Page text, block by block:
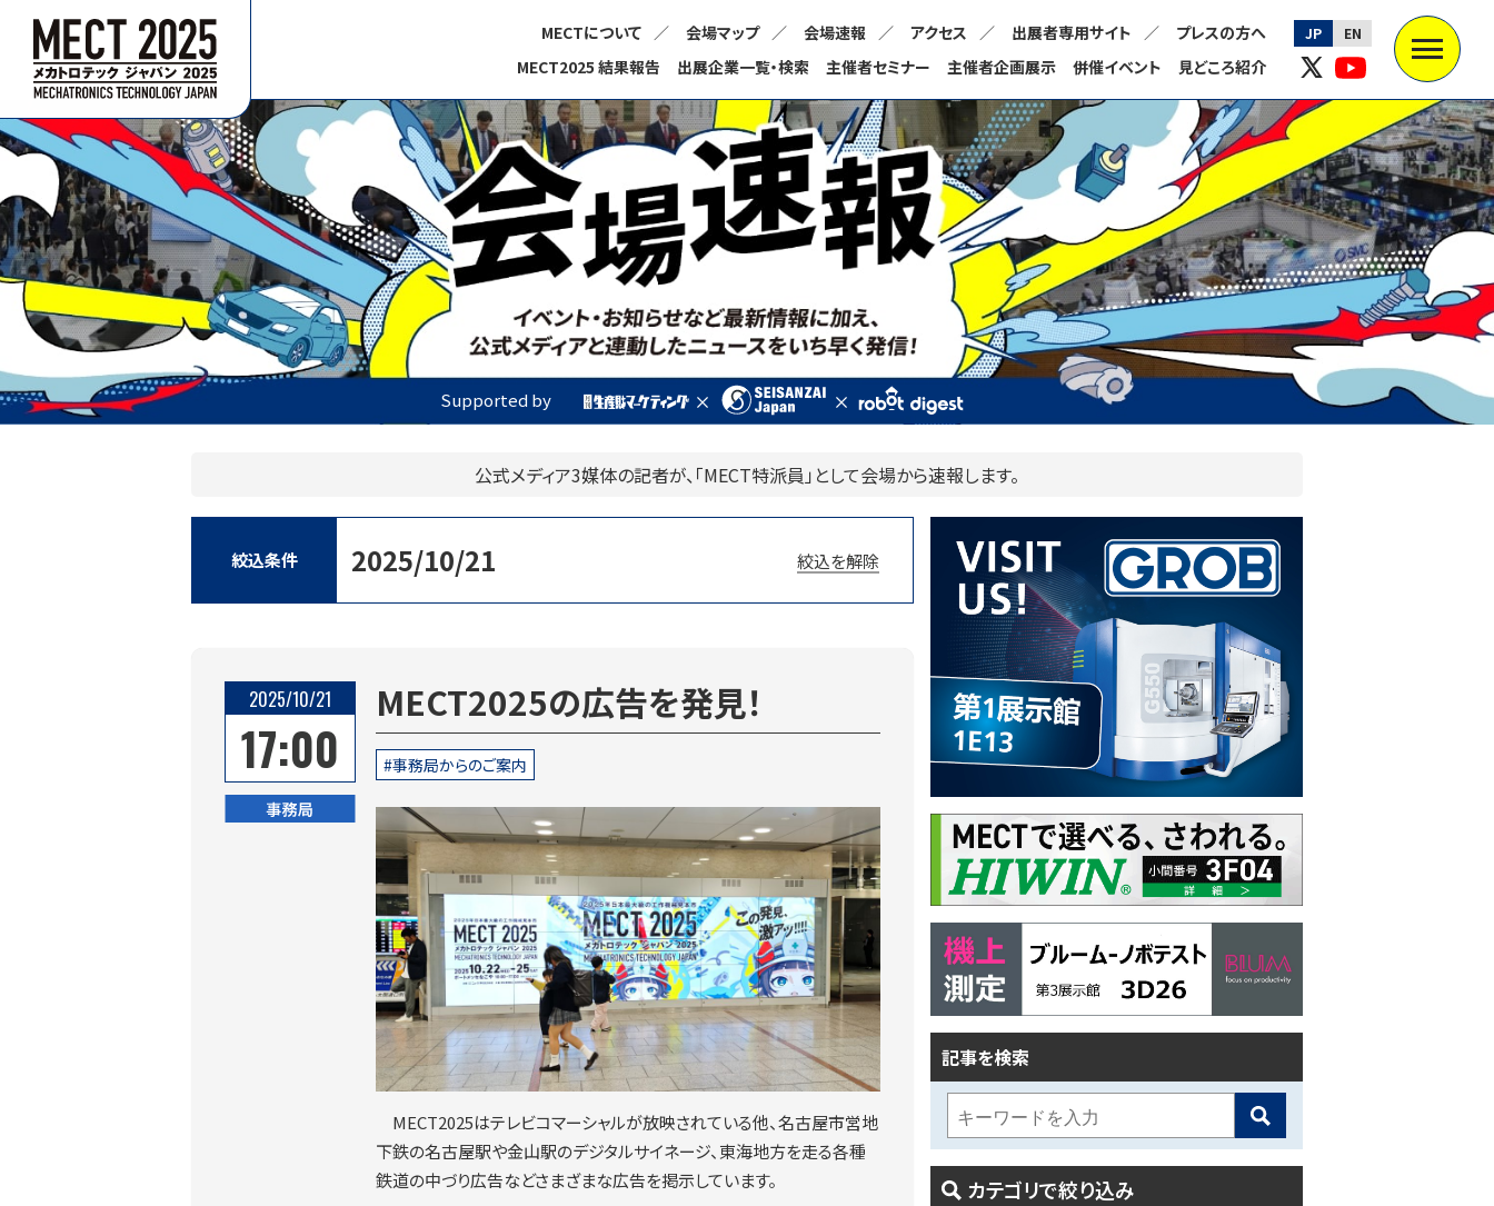
MECTについて 会場マップ 会場速報 アクセス 出展者専用サイト
プレスの方へ
MECT2025 結果報告
出展企業一覧・検索 主催者セミナー 主催者企画展示 併催イベント 見どころ紹介
JP EN
Supported by
公式メディア3媒体の記者が、「MECT特派員」として会場から速報します。
絞込条件 2025/10/21 絞込を解除
2025/10/21
17:00
事務局
MECT2025の広告を発見！
事務局からのご案内
MECT2025はテレビコマーシャルが放映されている他、名古屋市営地
下鉄の名古屋駅や金山駅のデジタルサイネージ、東海地方を走る各種
鉄道の中づり広告などさまざまな広告を掲示しています。
記事を検索
カテゴリで絞り込み